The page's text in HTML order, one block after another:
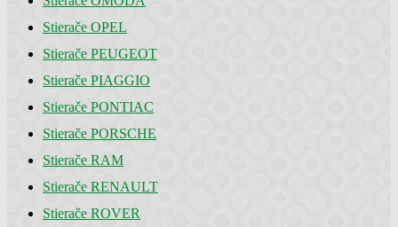
Stierače OPEL
Stierače PEUGEOT
Stierače PIAGGIO
Stierače PONTIAC
Stierače PORSCHE
Stierače RAM
Stierače RENAULT
Stierače ROVER